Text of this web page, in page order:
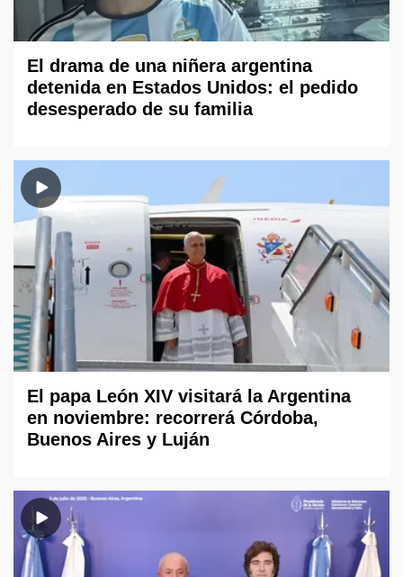
El drama de una niñera argentina
detenida en Estados Unidos: el pedido
desesperado de su familia
El papa León XIV visitará la Argentina
en noviembre: recorrerá Córdoba,
Buenos Aires y Luján